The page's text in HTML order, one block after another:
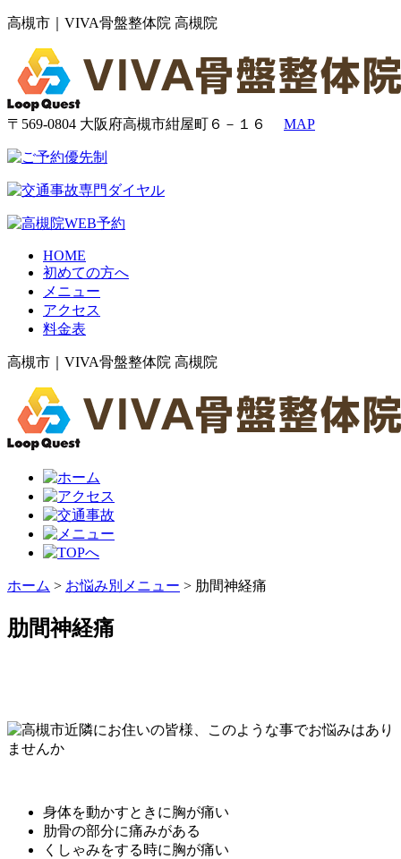
高槻市｜VIVA骨盤整体院 高槻院
〒569-0804 大阪府高槻市紺屋町６－１６ MAP
HOME
初めての方へ
メニュー
アクセス
料金表
高槻市｜VIVA骨盤整体院 高槻院
ホーム > お悩み別メニュー > 肋間神経痛
肋間神経痛
身体を動かすときに胸が痛い
肋骨の部分に痛みがある
くしゃみをする時に胸が痛い